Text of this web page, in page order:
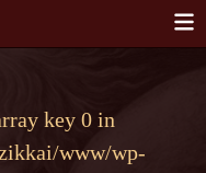
key 0 in
www/wp-